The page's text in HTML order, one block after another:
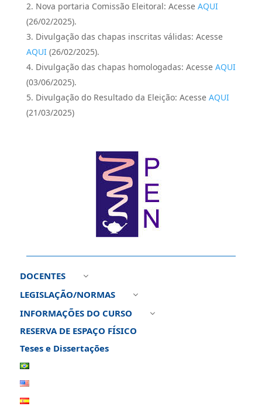
Nova portaria Comissão Eleitoral: Acesse AQUI
(26/02/2025).
Divulgação das chapas inscritas válidas: Acesse
AQUI(26/02/2025).
Divulgação das chapas homologadas: Acesse AQUI
(03/06/2025).
Divulgação do Resultado da Eleição: Acesse AQUI
(21/03/2025)
DOCENTES 3
LEGISLAÇÃO/NORMAS 3
INFORMAÇÕES DO CURSO 3
RESERVA DE ESPAÇO FÍSICO
Teses e Dissertações